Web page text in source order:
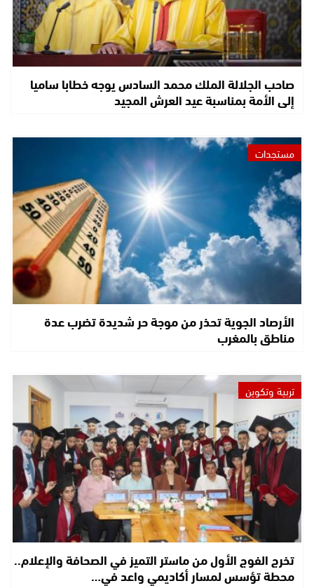
صاحب الجلالة الملك محمد السادس يوجه خطابا ساميا
إلى الأمة بمناسبة عيد العرش المجيد
مستجدات
الأرصاد الجوية تحذر من موجة حر شديدة تضرب عدة
مناطق بالمغرب
تربية وتكوين
تخرج الفوج الأول من ماستر التميز في الصحافة والإعلام..
محطة تؤسس لمسار أكاديمي واعد في…